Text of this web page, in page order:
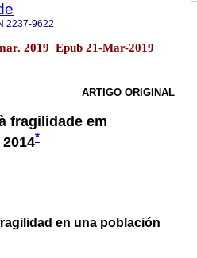
2237-9622
2019 Epub 21-Mar-2019
ARTIGO ORIGINAL
fragilidade em
*
en una población